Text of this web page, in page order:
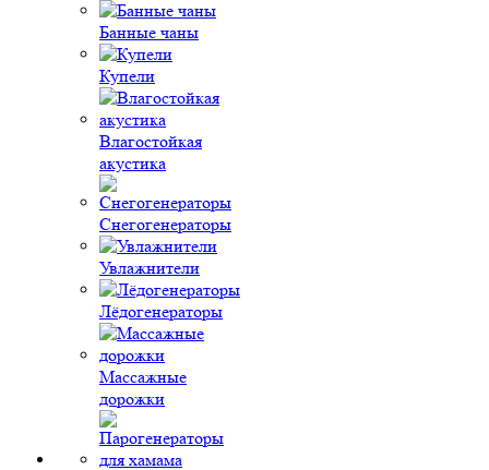
Банные чаны
Купели
Влагостойкая
акустика
Снегогенераторы
Увлажнители
Лёдогенераторы
Массажные
дорожки